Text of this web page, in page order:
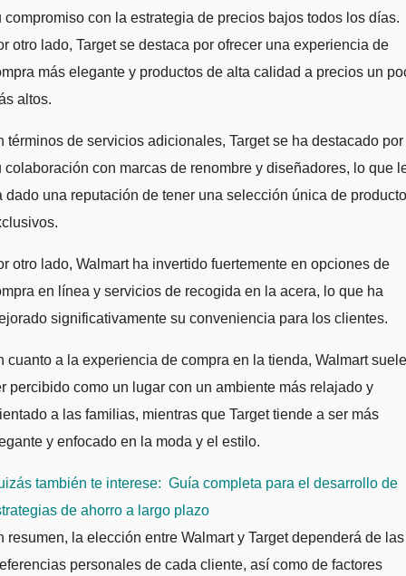
compromiso con la estrategia de precios bajos todos los días.
otro lado, Target se destaca por ofrecer una experiencia de
más elegante y productos de alta calidad a precios un
altos.
términos de servicios adicionales, Target se ha destacado por
colaboración con marcas de renombre y diseñadores, lo que
dado una reputación de tener una selección única de
otro lado, Walmart ha invertido fuertemente en opciones de
en línea y servicios de recogida en la acera, lo que ha
significativamente su conveniencia para los clientes.
cuanto a la experiencia de compra en la tienda, Walmart suele
percibido como un lugar con un ambiente más relajado y
a las familias, mientras que Target tiende a ser más
y enfocado en la moda y el estilo.
también te interese: Guía completa para el desarrollo de
de ahorro a largo plazo
resumen, la elección entre Walmart y Target dependerá de las
personales de cada cliente, así como de factores